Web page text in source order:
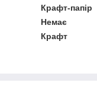
Крафт-папір
Немає
Крафт